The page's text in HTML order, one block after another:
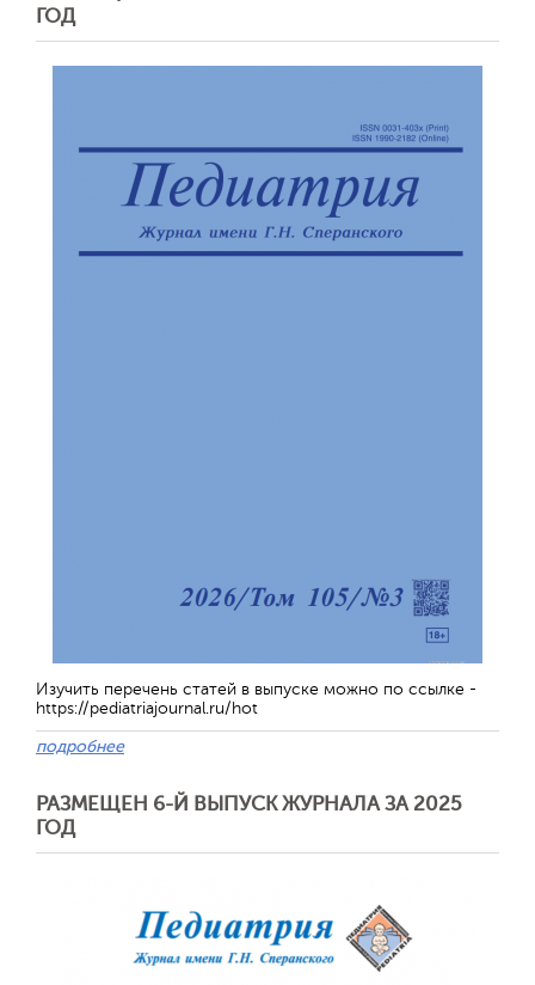
ГОД
Изучить перечень статей в выпуске можно по ссылке -
https://pediatriajournal.ru/hot
подробнее
РАЗМЕЩЕН 6-Й ВЫПУСК ЖУРНАЛА ЗА 2025
ГОД